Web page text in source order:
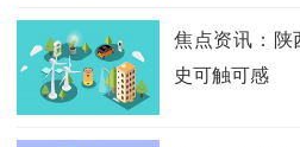
焦点资讯：陕
史可触可感